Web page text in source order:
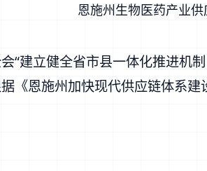
恩施州生物医药产业
“建立健全省市县一体化推进机
《恩施州加快现代供应链体系